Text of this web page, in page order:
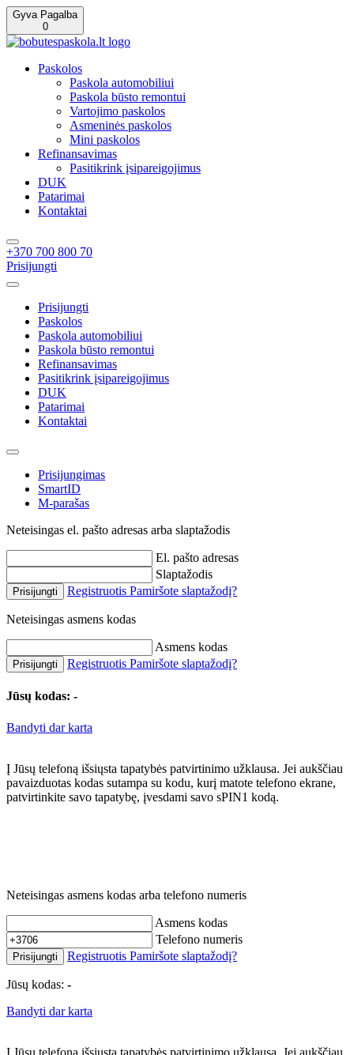
Gyva Pagalba
0
Paskolos
Paskola automobiliui
Paskola būsto remontui
Vartojimo paskolos
Asmeninės paskolos
Mini paskolos
Refinansavimas
Pasitikrink įsipareigojimus
DUK
Patarimai
Kontaktai
+370 700 800 70
Prisijungti
Prisijungti
Paskolos
Paskola automobiliui
Paskola būsto remontui
Refinansavimas
Pasitikrink įsipareigojimus
DUK
Patarimai
Kontaktai
Prisijungimas
SmartID
M-parašas
Neteisingas el. pašto adresas arba slaptažodis
El. pašto adresas
Slaptažodis
Prisijungti Registruotis Pamiršote slaptažodį?
Neteisingas asmens kodas
Asmens kodas
Prisijungti Registruotis Pamiršote slaptažodį?
Jūsų kodas: -
Bandyti dar karta
Į Jūsų telefoną išsiųsta tapatybės patvirtinimo užklausa. Jei aukščiau
pavaizduotas kodas sutampa su kodu, kurį matote telefono ekrane,
patvirtinkite savo tapatybę, įvesdami savo sPIN1 kodą.
Neteisingas asmens kodas arba telefono numeris
Asmens kodas
Telefono numeris
Prisijungti Registruotis Pamiršote slaptažodį?
Jūsų kodas: -
Bandyti dar karta